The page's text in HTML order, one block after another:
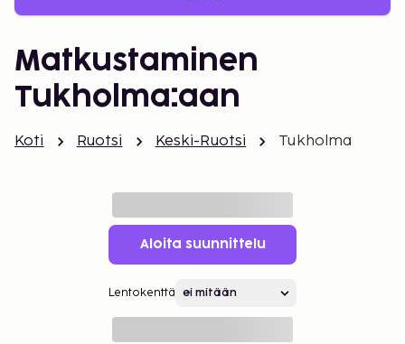
Matkustaminen
Tukholma:aan
Koti Ruotsi Keski-Ruotsi Tukholma
Aloita suunnittelu
Lentokenttä